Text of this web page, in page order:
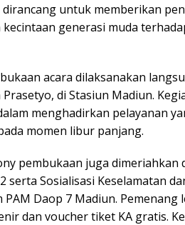
untuk memberikan
generasi muda
acara dilaksanakan
Prasetyo, di Stasiun Madiun.
menghadirkan pelayanan
momen libur panjang.
pembukaan juga
serta Sosialisasi Keselamatan
PAM Daop 7 Madiun.
dan voucher tiket KA gratis.